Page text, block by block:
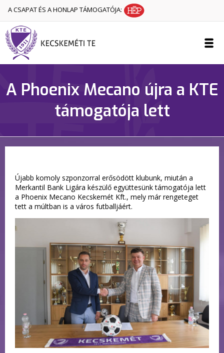
A CSAPAT ÉS A HONLAP TÁMOGATÓJA:
A Phoenix Mecano újra a KTE
támogatója lett
Újabb komoly szponzorral erősödött klubunk, miután a
Merkantil Bank Ligára készülő együttesünk támogatója lett
a Phoenix Mecano Kecskemét Kft., mely már rengeteget
tett a múltban is a város futballjáért.